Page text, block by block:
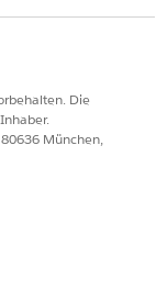
Die
München,